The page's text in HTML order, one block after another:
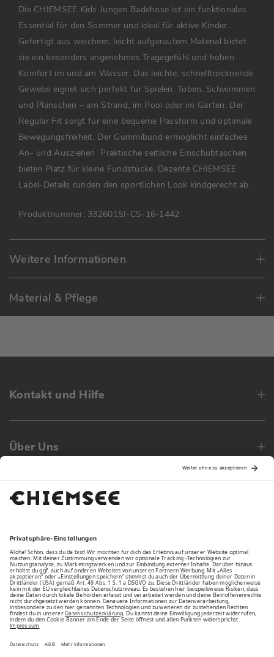
Die CHIEMSEE Kids Jungen Badehose ist ein funktionales
Essential für den Sommer und ideal für aktive Kinder.
Gefertigt aus weichem, leicht aufgerautem Material bietet
sie ein besonders angenehmes Tragegefühl und hohen
Komfort im und am Wasser. Das leichte, schnelltrocknende
Gewebe eignet sich perfekt für Spielen, Toben, Schwimmen
und Planschen – am Strand, im Pool oder im Garten. Der
Regular Fit sorgt für eine bequeme Passform und optimale
Bewegungsfreiheit. Der Gummibund ermöglicht einfaches
An- und Ausziehen Praktische seitliche Einschubtaschen
bieten Platz für kleine Fundstücke. Dezente CHIEMSEE
Label-Details runden den sportlichen Look kindgerecht ab.
Produktnummer: 3326015J-CS-16-1442
Weitere Informationen
Material & Pflege
Kontakt und Hilfe
Über Uns
Family
Unsere Vorteile
Unsere Partner